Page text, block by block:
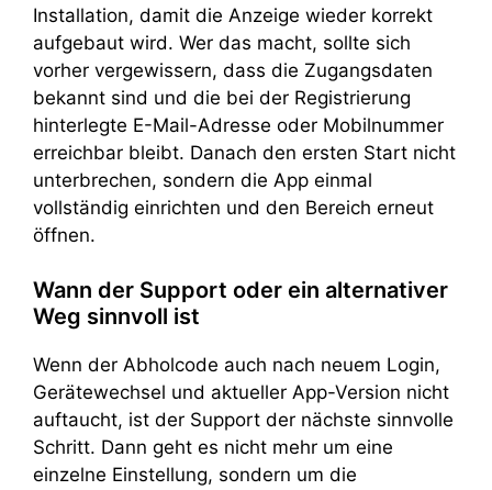
Installation, damit die Anzeige wieder korrekt
aufgebaut wird. Wer das macht, sollte sich
vorher vergewissern, dass die Zugangsdaten
bekannt sind und die bei der Registrierung
hinterlegte E-Mail-Adresse oder Mobilnummer
erreichbar bleibt. Danach den ersten Start nicht
unterbrechen, sondern die App einmal
vollständig einrichten und den Bereich erneut
öffnen.
Wann der Support oder ein alternativer
Weg sinnvoll ist
Wenn der Abholcode auch nach neuem Login,
Gerätewechsel und aktueller App-Version nicht
auftaucht, ist der Support der nächste sinnvolle
Schritt. Dann geht es nicht mehr um eine
einzelne Einstellung, sondern um die